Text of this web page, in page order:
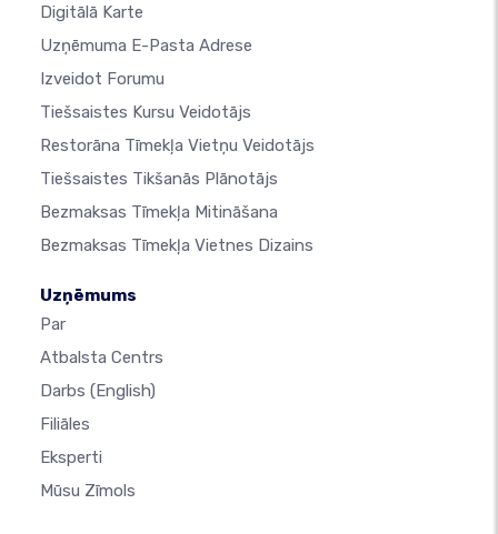
Digitālā Karte
Uzņēmuma E-Pasta Adrese
Izveidot Forumu
Tiešsaistes Kursu Veidotājs
Restorāna Tīmekļa Vietņu Veidotājs
Tiešsaistes Tikšanās Plānotājs
Bezmaksas Tīmekļa Mitināšana
Bezmaksas Tīmekļa Vietnes Dizains
Uzņēmums
Par
Atbalsta Centrs
Darbs (English)
Filiāles
Eksperti
Mūsu Zīmols